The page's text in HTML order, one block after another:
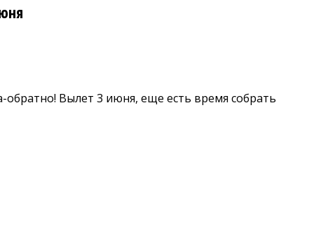
обратно! Вылет 3 июня, еще есть время собрать